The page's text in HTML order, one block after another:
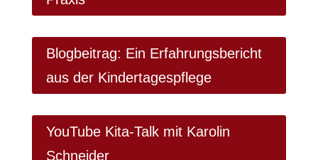
Blogbeitrag: Ein Erfahrungsbericht
aus der Kindertagespflege
YouTube Kita-Talk mit Karolin
Schneider